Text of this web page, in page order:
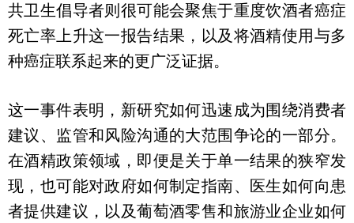
共卫生倡导者则很可能会聚焦于重度饮酒者癌症
死亡率上升这一报告结果，以及将酒精使用与多
种癌症联系起来的更广泛证据。
这一事件表明，新研究如何迅速成为围绕消费者
建议、监管和风险沟通的大范围争论的一部分。
在酒精政策领域，即便是关于单一结果的狭窄发
现，也可能对政府如何制定指南、医生如何向患
者提供建议，以及葡萄酒零售和旅游业企业如何